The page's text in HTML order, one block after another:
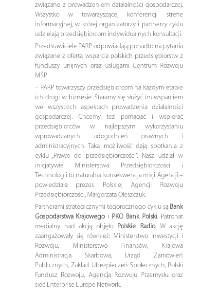
związane z prowadzeniem działalności gospodarczej.
Wszystko w towarzyszącej konferencji strefie
informacyjnej, w której organizatorzy i partnerzy cyklu
udzielają przedsiębiorcom indywidualnych konsultacji.
Przedstawiciele PARP odpowiadają ponadto na pytania
związane z ofertą wsparcia polskich przedsiębiorstw z
funduszy unijnych oraz usługami Centrum Rozwoju
MŚP.
– PARP towarzyszy przedsiębiorcom na każdym etapie
ich drogi w biznesie. Staramy się służyć im wsparciem
we wszystkich aspektach prowadzenia działalności
gospodarczej. Chcemy też pomagać i wspierać
przedsiębiorców w najlepszym wykorzystaniu
wprowadzanych udogodnień prawnych i
administracyjnych. Taką możliwość dają spotkania z
cyklu „Prawo do przedsiębiorczości”. Nasz udział w
inicjatywie Ministerstwa Przedsiębiorczości i
Technologii to naturalna konsekwencja misji Agencji –
powiedziała prezes Polskiej Agencji Rozwoju
Przedsiębiorczości, Małgorzata Oleszczuk.
Partnerami strategicznymi tegorocznego cyklu są Bank
Gospodarstwa Krajowegoi PKO Bank Polski. Patronat
medialny nad akcją objęło Polskie Radio. W akcję
zaangażowały się również: Ministerstwo Inwestycji i
Rozwoju, Ministerstwo Finansów, Krajowa
Administracja Skarbowa, Urząd Zamówień
Publicznych, Zakład Ubezpieczeń Społecznych, Polski
Fundusz Rozwoju, Agencja Rozwoju Przemysłu oraz
sieć Enterprise Europe Network.